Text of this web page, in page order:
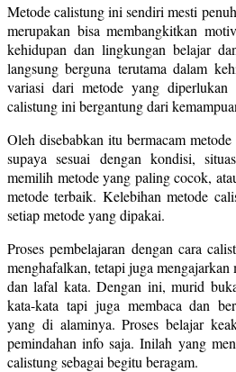
Metode calistung ini sendiri mesti
merupakan bisa membangkitkan
kehidupan dan lingkungan belajar
langsung berguna terutama dalam
variasi dari metode yang diperlukan
calistung ini bergantung dari
Oleh disebabkan itu bermacam
supaya sesuai dengan kondisi,
memilih metode yang paling cocok,
metode terbaik. Kelebihan metode
setiap metode yang dipakai.
Proses pembelajaran dengan cara
menghafalkan, tetapi juga
dan lafal kata. Dengan ini, murid
kata-kata tapi juga membaca dan
yang di alaminya. Proses belajar
pemindahan info saja. Inilah yang
calistung sebagai begitu beragam.